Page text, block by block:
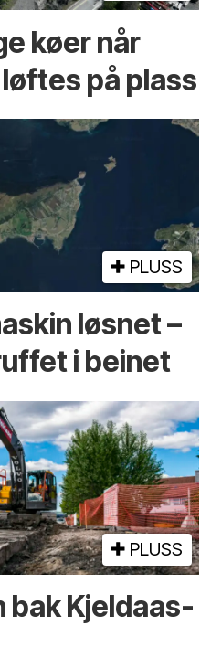
køer når
på plass
PLUSS
løsnet –
i beinet
PLUSS
bak Kjeldaas-